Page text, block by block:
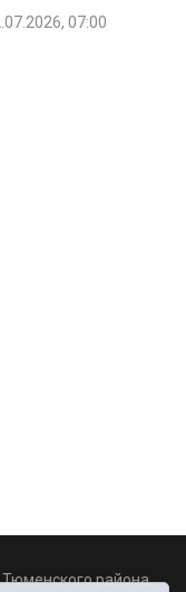
07:00
района.